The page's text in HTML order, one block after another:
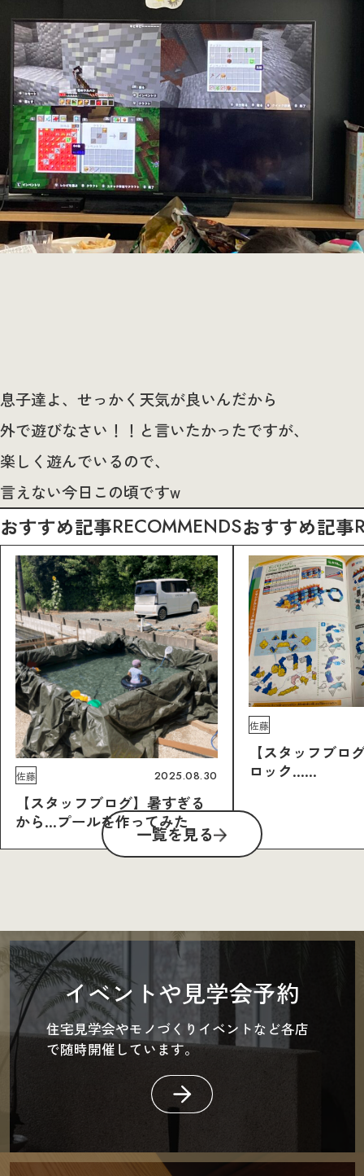
息子達よ、せっかく天気が良いんだから
外で遊びなさい！！と言いたかったですが、
楽しく遊んでいるので、
言えない今日この頃ですw
おすすめ記事RECOMMENDSおすすめ記事
佐藤 2025.08.30
【スタッフブログ】暑すぎる
から…プールを作ってみた
佐藤
【スタッフブロ
ロック……
一覧を見る
イベントや見学会予約
住宅見学会やモノづくりイベントなど各店
で随時開催しています。